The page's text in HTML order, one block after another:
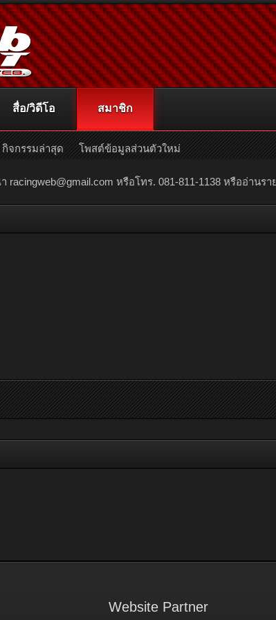
racingweb@gmail.com หรือโทร. 081-811-1138 หรืออ่านร
สื่อ/วิดีโอ สมาชิก
กิจกรรมล่าสุด โพสต์ข้อมูลส่วนตัวใหม่
Website Partner